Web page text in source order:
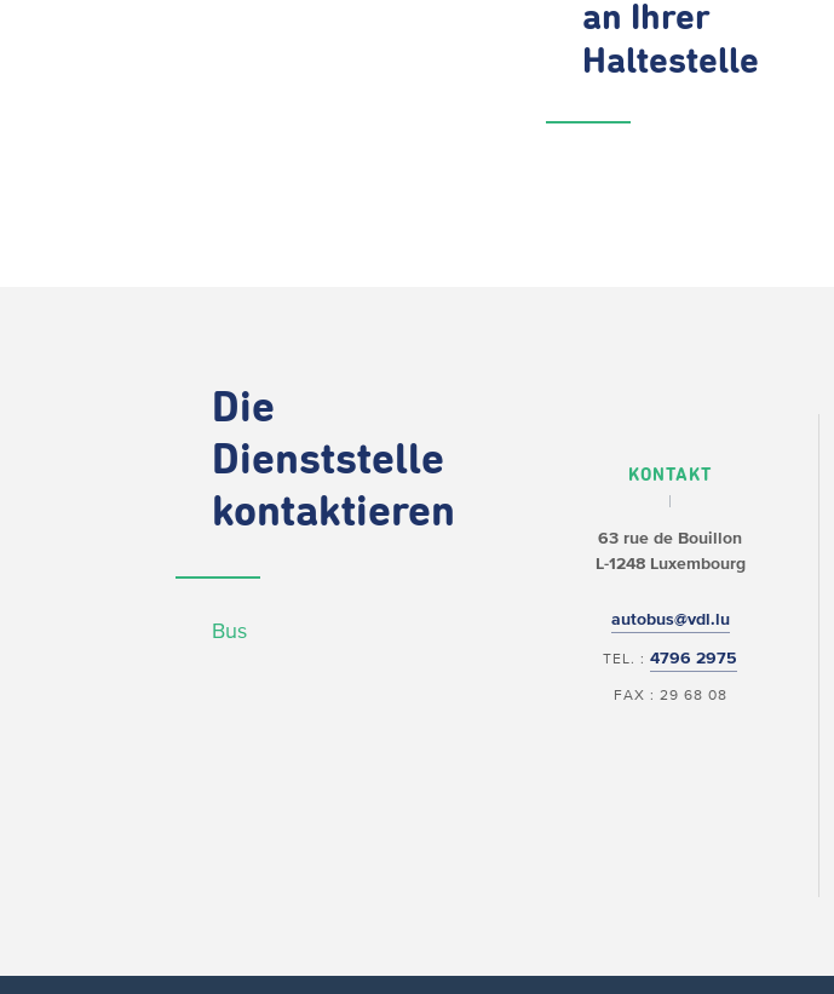
an Ihrer
Haltestelle
Die
Dienststelle
kontaktieren
Bus
KONTAKT
63 rue de Bouillon
L-1248 Luxembourg
autobus@vdl.lu
TEL. :4796 2975
FAX : 29 68 08